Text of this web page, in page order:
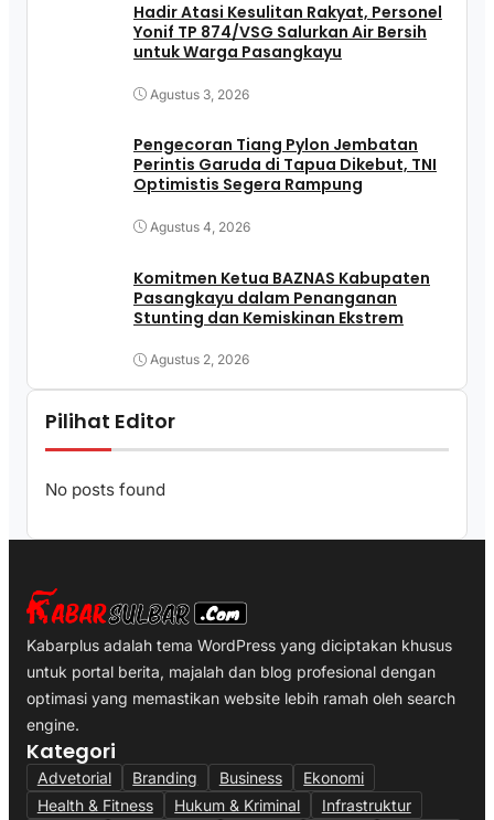
Hadir Atasi Kesulitan Rakyat, Personel
Yonif TP 874/VSG Salurkan Air Bersih
untuk Warga Pasangkayu
Agustus 3, 2026
Pengecoran Tiang Pylon Jembatan
Perintis Garuda di Tapua Dikebut, TNI
Optimistis Segera Rampung
Agustus 4, 2026
Komitmen Ketua BAZNAS Kabupaten
Pasangkayu dalam Penanganan
Stunting dan Kemiskinan Ekstrem
Agustus 2, 2026
Pilihat Editor
No posts found
Kabarplus adalah tema WordPress yang diciptakan khusus
untuk portal berita, majalah dan blog profesional dengan
optimasi yang memastikan website lebih ramah oleh search
engine.
Kategori
Advetorial Branding Business
Ekonomi
Health & Fitness
Hukum & Kriminal
Infrastruktur